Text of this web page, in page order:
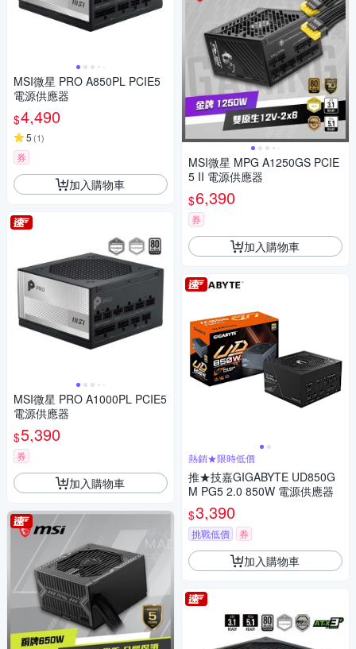
MSI微星 PRO A850PL PCIE5
電源供應器
$4,490
5 (1)
券
加入購物車
MSI微星 PRO A1000PL PCIE5
電源供應器
$5,390
券
加入購物車
MSI微星 MPG A1250GS PCIE
5 II 電源供應器
$6,390
券
加入購物車
熱銷★限時低價
推★技嘉GIGABYTE UD850G
M PG5 2.0 850W 電源供應器
$3,390
挑戰低價 券
加入購物車